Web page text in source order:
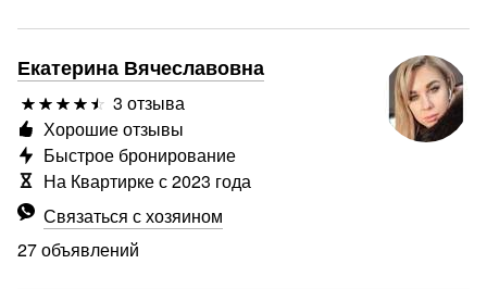
Екатерина Вячеславовна
3 отзыва
Связаться с хозяином
27 объявлений
Хорошие отзывы
Быстрое бронирование
На Квартирке с 2023 года